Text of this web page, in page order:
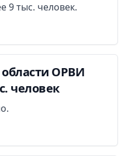
9 тыс. человек.
ОРВИ
человек